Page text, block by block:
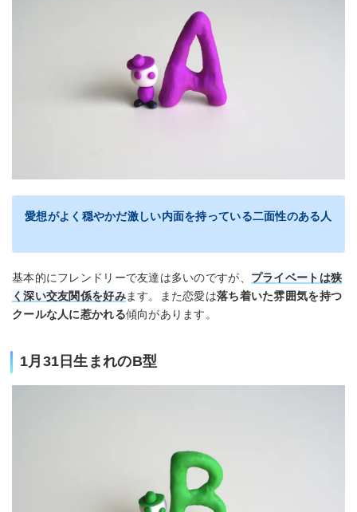
愛想がよく穏やかだ激しい内面を持っている二面性のある人
基本的にフレンドリーで友達は多いのですが、 プライベートは狭
く深い交友関係を好みます。また恋愛は落ち着いた雰囲気を持つ
クールな人に惹かれる傾向があります。
1月31日生まれのB型